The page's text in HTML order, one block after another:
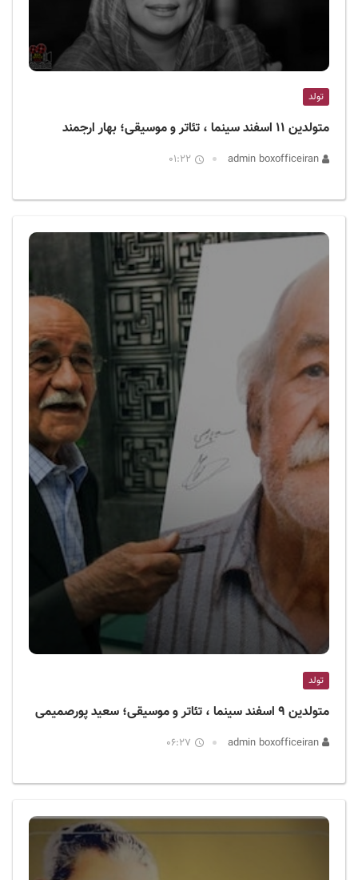
تولد
متولدین ۱۱ اسفند سینما ، تئاتر و موسیقی؛ بهار ارجمند
01:22
تولد
متولدین ۹ اسفند سینما ، تئاتر و موسیقی؛ سعید پورصمیمی
06:27